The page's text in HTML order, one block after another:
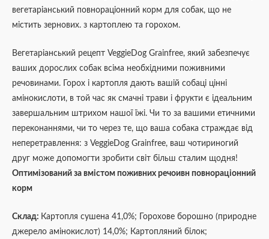
вегетаріанський повнораціонний корм для собак, що не
містить зернових. з картоплею та горохом.
Вегетаріанський рецепт VeggieDog Grainfree, який забезпечує
ваших дорослих собак всіма необхідними поживними
речовинами. Горох і картопля дають вашій собаці цінні
амінокислоти, в той час як смачні трави і фрукти є ідеальним
завершальним штрихом нашої їжі. Чи то за вашими етичними
переконаннями, чи то через те, що ваша собака страждає від
неперетравлення: з VeggieDog Grainfree, ваш чотириногий
друг може допомогти зробити світ більш сталим щодня!
Оптимізований за вмістом поживних речоивн повнораціонний
корм
Склад: Картопля сушена 41,0%; Горохове борошно (природне
джерело амінокислот) 14,0%; Картопляний білок;